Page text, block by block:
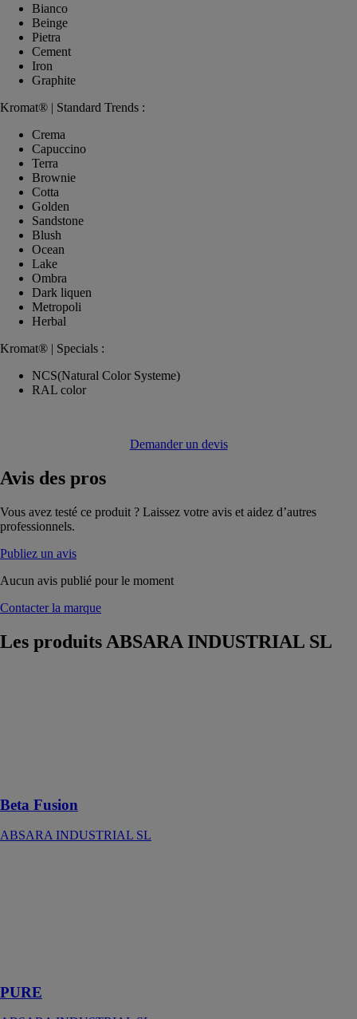
Bianco
Beinge
Pietra
Cement
Iron
Graphite
Kromat® | Standard Trends :
Crema
Capuccino
Terra
Brownie
Cotta
Golden
Sandstone
Blush
Ocean
Lake
Ombra
Dark liquen
Metropoli
Herbal
Kromat® | Specials :
NCS(Natural Color Systeme)
RAL color
Demander un devis
Avis des pros
Vous avez testé ce produit ? Laissez votre avis et aidez d’autres
professionnels.
Publiez un avis
Aucun avis publié pour le moment
Contacter la marque
Les produits ABSARA INDUSTRIAL SL
Beta Fusion
ABSARA INDUSTRIAL SL
PURE